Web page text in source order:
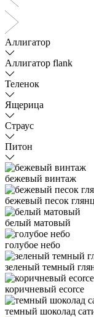
Аллигатор
Аллигатор flank
Теленок
Ящерица
Страус
Питон
бежевый винтаж
бежевый песок
белый матовый
голубое небо
зеленый темный
коричневый ecorce
темный шоколад